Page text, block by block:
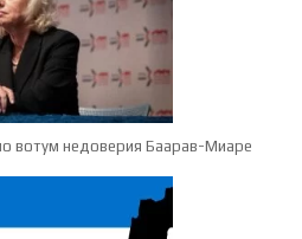
вотум недоверия Баарав-Миаре